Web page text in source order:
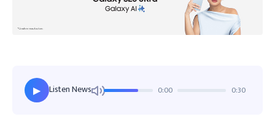
▶ Listen News 0:00 0:30